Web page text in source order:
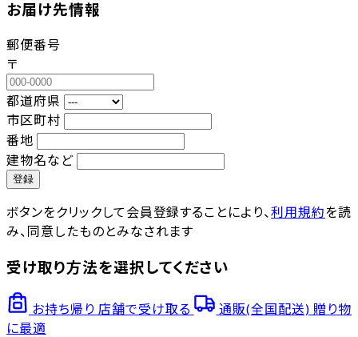
お届け先情報
郵便番号
〒
都道府県
市区町村
番地
建物名など
登録
ボタンをクリックして会員登録することにより、利用規約を読
み、同意したものとみなされます
受け取り方法を選択してください
お持ち帰り 店舗で受け取る 通販(全国配送) 贈り物
に最適